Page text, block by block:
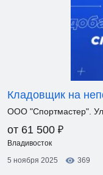
Кладовщик на
ООО "Спортмастер".
от 61 500 ₽
Владивосток
5 ноября 2025
369